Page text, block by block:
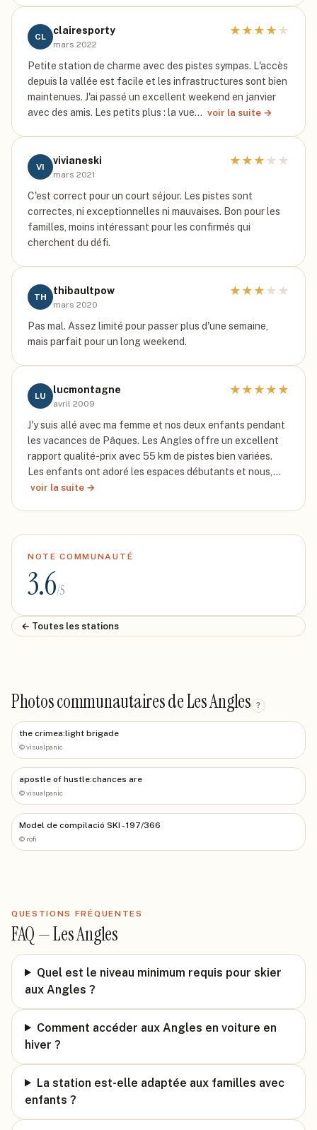
CL
clairesporty
mars 2022
★ ★ ★ ★ ★
Petite station de charme avec des pistes sympas. L'accès
depuis la vallée est facile et les infrastructures sont bien
maintenues. J'ai passé un excellent weekend en janvier
avec des amis. Les petits plus : la vue… voir la suite →
VI
vivianeski
mars 2021
★ ★ ★ ★ ★
C'est correct pour un court séjour. Les pistes sont
correctes, ni exceptionnelles ni mauvaises. Bon pour les
familles, moins intéressant pour les confirmés qui
cherchent du défi.
TH
thibaultpow
mars 2020
★ ★ ★ ★ ★
Pas mal. Assez limité pour passer plus d'une semaine,
mais parfait pour un long weekend.
LU
lucmontagne
avril 2009
★ ★ ★ ★ ★
J'y suis allé avec ma femme et nos deux enfants pendant
les vacances de Pâques. Les Angles offre un excellent
rapport qualité-prix avec 55 km de pistes bien variées.
Les enfants ont adoré les espaces débutants et nous,…
voir la suite →
NOTE COMMUNAUTÉ
3.6/5
← Toutes les stations
Photos communautaires de Les Angles ?
the crimea:light brigade
©visualpanic
apostle of hustle:chances are
©visualpanic
Model de compilació SKI - 197/366
© rofi
QUESTIONS FRÉQUENTES
FAQ —Les Angles
Quel est le niveau minimum requis pour skier
aux Angles ?
Comment accéder aux Angles en voiture en
hiver ?
La station est-elle adaptée aux familles avec
enfants ?